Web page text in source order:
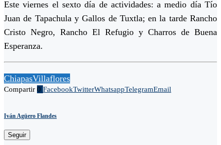
Este viernes el sexto día de actividades: a medio día Tío
Juan de Tapachula y Gallos de Tuxtla; en la tarde Rancho
Cristo Negro, Rancho El Refugio y Charros de Buena
Esperanza.
ChiapasVillaflores
Compartir 0 FacebookTwitterWhatsappTelegramEmail
Iván Agüero Flandes
Seguir